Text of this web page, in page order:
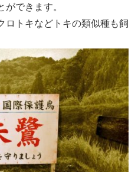
できます。
ロトキなどトキの類似種も飼